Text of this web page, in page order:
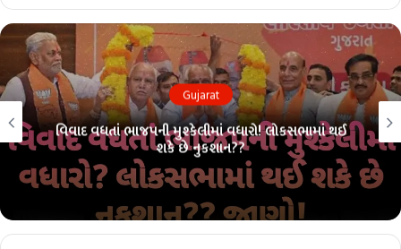
Gujarat
વિવાદ વધતાં ભાજપની મુશ્કેલીમાં વધારો! લોકસભામાં થઈ
શકે છે નુકશાન??